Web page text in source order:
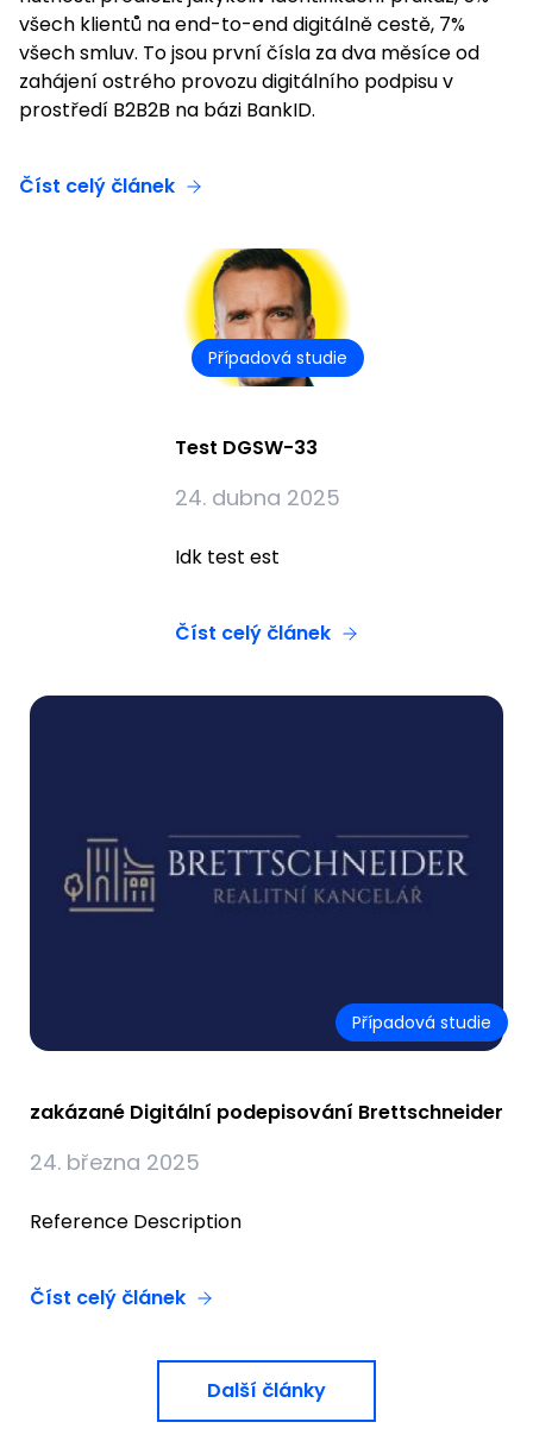
všech klientů na end-to-end digitálně cestě, 7%
všech smluv. To jsou první čísla za dva měsíce od
zahájení ostrého provozu digitálního podpisu v
prostředí B2B2B na bázi BankID.
Číst celý článek
Případová studie
Test DGSW-33
24. dubna 2025
Idk test est
Číst celý článek
Případová studie
zakázané Digitální podepisování Brettschneider
24. března 2025
Reference Description
Číst celý článek
Další články